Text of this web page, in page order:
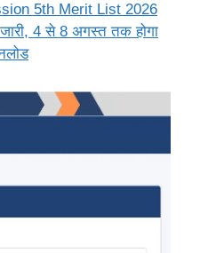
5th Merit List 2026
4 से 8 अगस्त तक होगा